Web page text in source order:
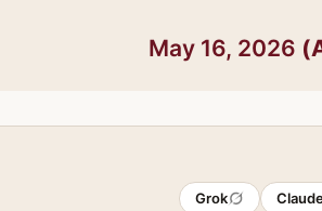
May 16, 2026
Grok